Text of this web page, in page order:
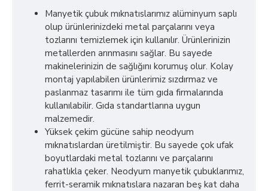
Manyetik çubuk mıknatıslarımız alüminyum saplı
olup ürünlerinizdeki metal parçalarını veya
tozlarını temizlemek için kullanılır. Ürünlerinizin
metallerden arınmasını sağlar. Bu sayede
makinelerinizin de sağlığını korumuş olur. Kolay
montaj yapılabilen ürünlerimiz sızdırmaz ve
paslanmaz tasarımı ile tüm gıda firmalarında
kullanılabilir. Gıda standartlarına uygun
malzemedir.
Yüksek çekim gücüne sahip neodyum
mıknatıslardan üretilmiştir. Bu sayede çok ufak
boyutlardaki metal tozlarını ve parçalarını
rahatlıkla çeker. Neodyum manyetik çubuklarımız,
ferrit-seramik mıknatıslara nazaran beş kat daha